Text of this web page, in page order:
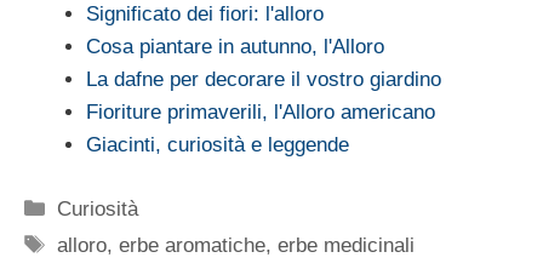
Significato dei fiori: l'alloro
Cosa piantare in autunno, l'Alloro
La dafne per decorare il vostro giardino
Fioriture primaverili, l'Alloro americano
Giacinti, curiosità e leggende
Categorie
Curiosità
Tag
alloro,erbe aromatiche,erbe medicinali